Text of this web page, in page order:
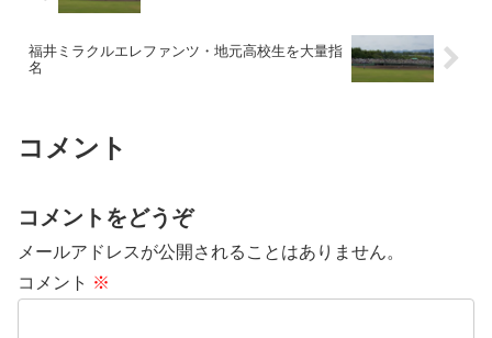
福井ミラクルエレファンツ・地元高校生を大量指
名
コメント
コメントをどうぞ
メールアドレスが公開されることはありません。
コメント ※